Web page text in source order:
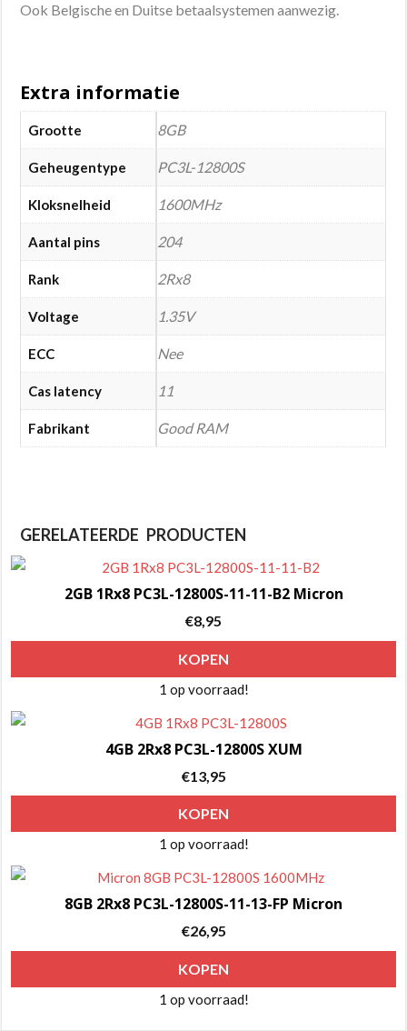
Ook Belgische en Duitse betaalsystemen aanwezig.
Extra informatie
Grootte 8GB
Geheugentype PC3L-12800S
Kloksnelheid 1600MHz
Aantal pins 204
Rank 2Rx8
Voltage 1.35V
ECC Nee
Cas latency 11
Fabrikant Good RAM
GERELATEERDE PRODUCTEN
2GB 1Rx8 PC3L-12800S-11-11-B2 Micron
€8,95
KOPEN
1 op voorraad!
4GB 2Rx8 PC3L-12800S XUM
€13,95
KOPEN
1 op voorraad!
8GB 2Rx8 PC3L-12800S-11-13-FP Micron
€26,95
KOPEN
1 op voorraad!